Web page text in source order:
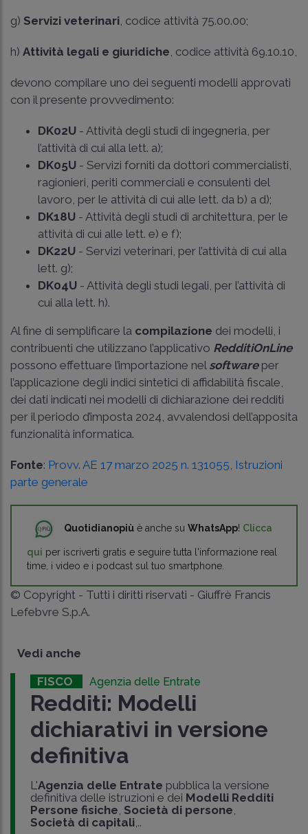
g) Servizi veterinari , codice attività 75.00.00;
h) Attività legali e giuridiche , codice attività 69.10.10,
devono compilare uno dei seguenti modelli approvati
con il presente provvedimento:
DK02U - Attività degli studi di ingegneria, per
l’attività di cui alla lett. a);
DK05U - Servizi forniti da dottori commercialisti,
ragionieri, periti commerciali e consulenti del
lavoro, per le attività di cui alle lett. da b) a d);
DK18U - Attività degli studi di architettura, per le
attività di cui alle lett. e) e f);
DK22U - Servizi veterinari, per l’attività di cui alla
lett. g);
DK04U - Attività degli studi legali, per l’attività di
cui alla lett. h).
Al fine di semplificare la compilazione dei modelli, i
contribuenti che utilizzano l’applicativo RedditiOnLine
possono effettuare l’importazione nel softwareper
l’applicazione degli indici sintetici di affidabilità fiscale,
dei dati indicati nei modelli di dichiarazione dei redditi
per il periodo d’imposta 2024, avvalendosi dell’apposita
funzionalità informatica.
Fonte: Provv. AE 17 marzo 2025 n. 131055 Istruzioni
parte generale
Quotidianopiù è anche su WhatsApp! Clicca
qui per iscriverti gratis e seguire tutta l'informazione real
time, i video e i podcast sul tuo smartphone.
© Copyright - Tutti i diritti riservati - Giuffrè Francis
Lefebvre S.p.A.
Vedi anche
FISCO Agenzia delle Entrate
Redditi: Modelli
dichiarativi in versione
definitiva
L'Agenzia delle Entrate pubblica la versione
definitiva delle istruzioni e dei Modelli Redditi
Persone fisiche Società di persone
Società di capitali,..